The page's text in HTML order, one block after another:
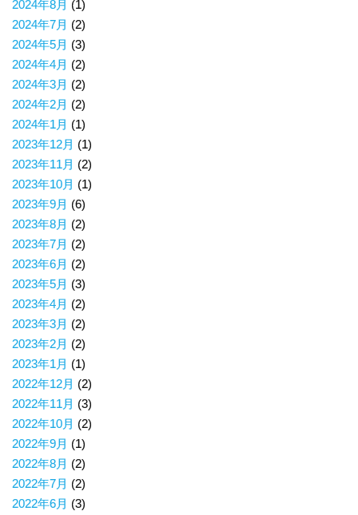
2024年8月 (1)
2024年7月 (2)
2024年5月 (3)
2024年4月 (2)
2024年3月 (2)
2024年2月 (2)
2024年1月 (1)
2023年12月 (1)
2023年11月 (2)
2023年10月 (1)
2023年9月 (6)
2023年8月 (2)
2023年7月 (2)
2023年6月 (2)
2023年5月 (3)
2023年4月 (2)
2023年3月 (2)
2023年2月 (2)
2023年1月 (1)
2022年12月 (2)
2022年11月 (3)
2022年10月 (2)
2022年9月 (1)
2022年8月 (2)
2022年7月 (2)
2022年6月 (3)